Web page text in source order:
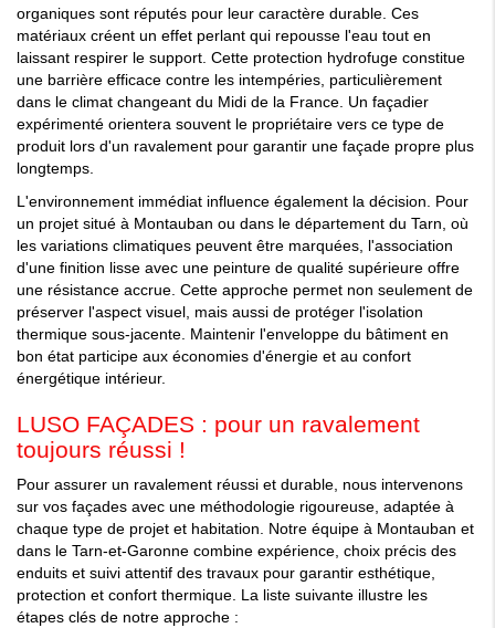
organiques sont réputés pour leur caractère durable . Ces
matériaux créent un effet perlant qui repousse l'eau tout en
laissant respirer le support. Cette protection hydrofuge constitue
une barrière efficace contre les intempéries , particulièrement
dans le climat changeant du Midi de la France . Un façadier
expérimenté orientera souvent le propriétaire vers ce type de
produit lors d'un ravalement pour garantir une façade propre plus
longtemps.
L'environnement immédiat influence également la décision. Pour
un projet situé à Montauban ou dans le département du Tarn , où
les variations climatiques peuvent être marquées, l'association
d'une finition lisse avec une peinture de qualité supérieure offre
une résistance accrue. Cette approche permet non seulement de
préserver l'aspect visuel, mais aussi de protéger l'isolation
thermique sous-jacente. Maintenir l'enveloppe du bâtiment en
bon état participe aux économies d'énergie et au confort
énergétique intérieur.
LUSO FAÇADES : pour un ravalement
toujours réussi !
Pour assurer un ravalement réussi et durable, nous intervenons
sur vos façades avec une méthodologie rigoureuse, adaptée à
chaque type de projet et habitation. Notre équipe à Montauban et
dans le Tarn-et-Garonne combine expérience, choix précis des
enduits et suivi attentif des travaux pour garantir esthétique,
protection et confort thermique. La liste suivante illustre les
étapes clés de notre approche :